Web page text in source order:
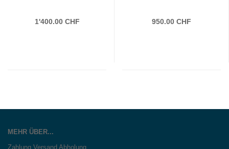
1'400.00 CHF 950.00 CHF
MEHR ÜBER...
Zahlung Versand Abholung